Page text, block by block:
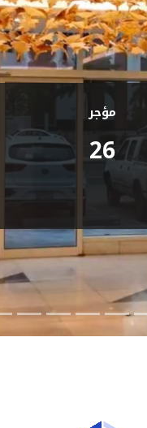
مؤجر
26